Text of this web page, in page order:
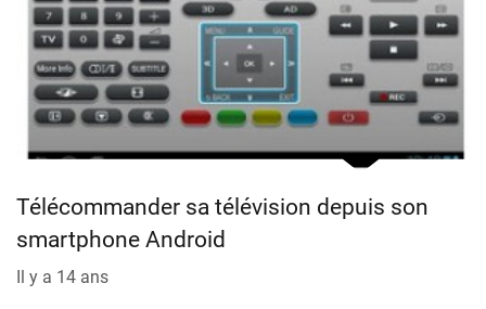
Télécommander sa télévision depuis son
smartphone Android
Il y a 14 ans